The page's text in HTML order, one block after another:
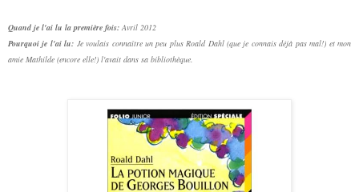
Quand je l'ai lu la première fois:Avril 2012
Pourquoi je l'ai lu: Je voulais connaître un peu plus Roald Dahl (que je connais déjà pas mal!) et mon
amie Mathilde (encore elle!) l'avait dans sa bibliothèque.